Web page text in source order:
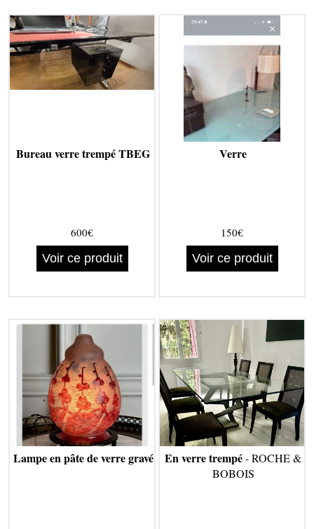
Bureau verre trempé TBEG
600€
Voir ce produit
Verre
150€
Voir ce produit
Lampe en pâte de verre gravé En verre trempé- ROCHE &
BOBOIS